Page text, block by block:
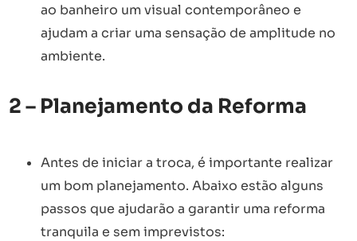
ao banheiro um visual contemporâneo e
ajudam a criar uma sensação de amplitude no
ambiente.
2 – Planejamento da Reforma
Antes de iniciar a troca, é importante realizar
um bom planejamento. Abaixo estão alguns
passos que ajudarão a garantir uma reforma
tranquila e sem imprevistos: